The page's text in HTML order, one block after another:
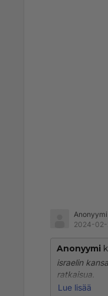
Anonyymi
2024-02-
Anonyymi
israelin
ratkaisua.
Lue lisää